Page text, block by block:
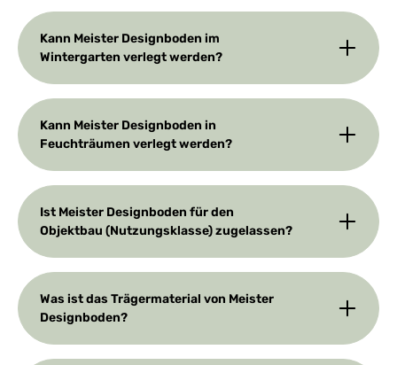
Kann Meister Designboden im
Wintergarten verlegt werden?
Kann Meister Designboden in
Feuchträumen verlegt werden?
Ist Meister Designboden für den
Objektbau (Nutzungsklasse) zugelassen?
Was ist das Trägermaterial von Meister
Designboden?